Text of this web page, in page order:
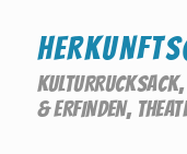
KULTURRUCKSACK
& ERFINDEN,